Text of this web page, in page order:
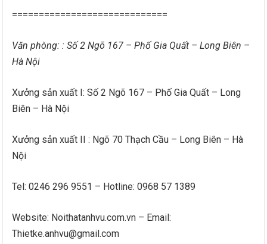
=============================
Văn phòng: : Số 2 Ngõ 167 – Phố Gia Quất – Long Biên –
Hà Nội
Xưởng sản xuất I: Số 2 Ngõ 167 – Phố Gia Quất – Long
Biên – Hà Nội
Xưởng sản xuất II : Ngõ 70 Thạch Cầu – Long Biên – Hà
Nội
Tel: 0246 296 9551 – Hotline: 0968 57 1389
Website: Noithatanhvu.com.vn – Email:
Thietke.anhvu@gmail.com